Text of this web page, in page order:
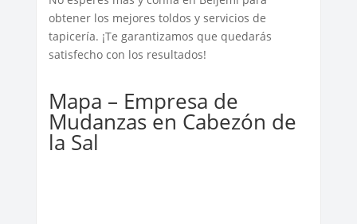
obtener los mejores toldos y servicios de
tapicería. ¡Te garantizamos que quedarás
satisfecho con los resultados!
Mapa – Empresa de
Mudanzas en Cabezón de
la Sal